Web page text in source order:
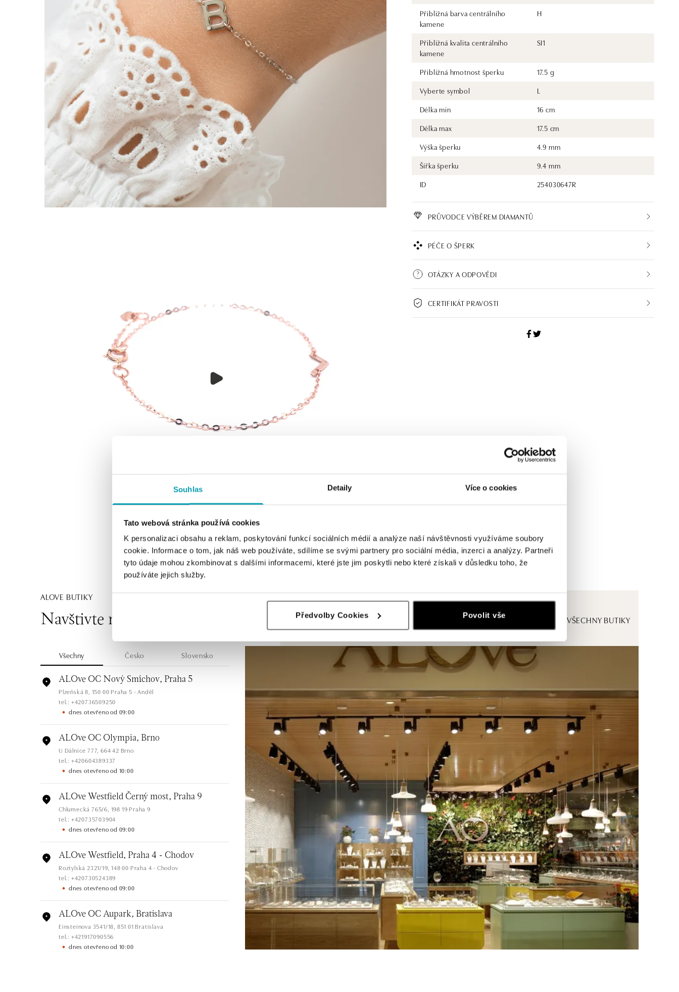
Souhlas Detaily Více o cookies
Tato webová stránka používá cookies
K personalizaci obsahu a reklam, poskytování funkcí sociálních médií a analýze naší návštěvnosti využíváme soubory
cookie. Informace o tom, jak náš web používáte, sdílíme se svými partnery pro sociální média, inzerci a analýzy. Partneři
tyto údaje mohou zkombinovat s dalšími informacemi, které jste jim poskytli nebo které získali v důsledku toho, že
používáte jejich služby.
Předvolby Cookies Povolit vše
Přibližná barva centrálního
kamene
H
Přibližná kvalita centrálního
kamene
SI1
Přibližná hmotnost šperku
17.5 g
Vyberte symbol
L
Délka min
16 cm
Délka max
17.5 cm
Výška šperku
4.9 mm
Šířka šperku
9.4 mm
ID
254030647R
PRŮVODCE VÝBĚREM DIAMANTŮ
PÉČE O ŠPERK
OTÁZKY A ODPOVĚDI
CERTIFIKÁT PRAVOSTI
ALOVE BUTIKY
Navštivte naše butiky ZOBRAZIT VŠECHNY BUTIKY
Všechny Česko Slovensko
ALOve OC Nový Smíchov, Praha 5
Plzeňská 8, 150 00 Praha 5 - Anděl
tel.: +420736509250
dnes otevřeno od 09:00
ALOve OC Olympia, Brno
U Dálnice 777, 664 42 Brno
tel.: +420604389337
dnes otevřeno od 10:00
ALOve Westfield Černý most, Praha 9
Chlumecká 765/6, 198 19 Praha 9
tel.: +420735703904
dnes otevřeno od 09:00
ALOve Westfield, Praha 4 - Chodov
Roztylská 2321/19, 148 00 Praha 4 - Chodov
tel.: +420730524389
dnes otevřeno od 09:00
ALOve OC Aupark, Bratislava
Einsteinova 3541/18, 851 01 Bratislava
tel.: +421917090556
dnes otevřeno od 10:00